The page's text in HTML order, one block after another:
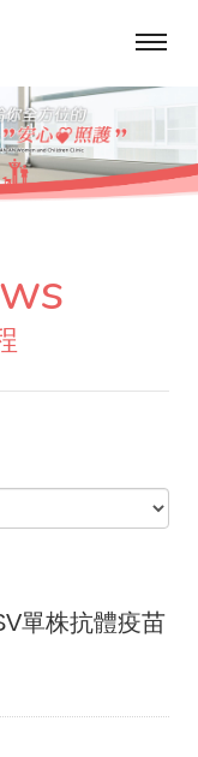
選
單株抗體疫苗